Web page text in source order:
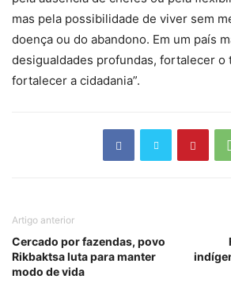
mas pela possibilidade de viver sem
doença ou do abandono. Em um país
desigualdades profundas, fortalecer o
fortalecer a cidadania”.
Artigo anterior
Cercado por fazendas, povo
Rikbaktsa luta para manter
modo de vida